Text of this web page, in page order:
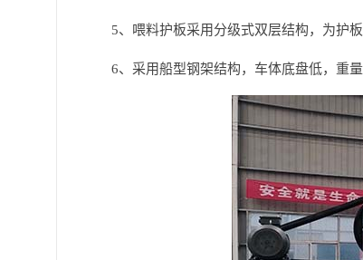
5、喂料护板采用分级式双层结构，为护
6、采用船型钢架结构，车体底盘低，重